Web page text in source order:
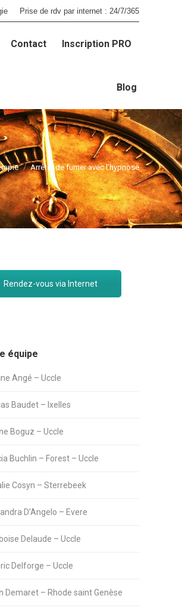
Prise de rdv par internet : 24/7/365
Contact Inscription PRO
Blog
Vous êtes ici :
Arrêter de fumer avec l’hypnose
Rendez-vous via Internet
équipe
Angé – Uccle
Baudet – Ixelles
Boguz – Uccle
Buchlin – Forest – Uccle
Cosyn – Sterrebeek
D’Angelo – Evere
Delaude – Uccle
Delforge – Uccle
Demaret – Rhode saint Genèse
Contact Inscription PRO